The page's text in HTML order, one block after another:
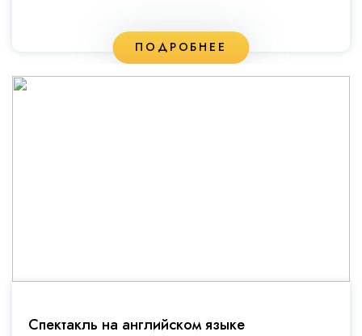
ПОДРОБНЕЕ
Спектакль на английском языке